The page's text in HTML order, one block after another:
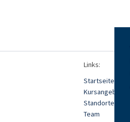
Links:
Startseite
Kursangebot
Standorte
Team